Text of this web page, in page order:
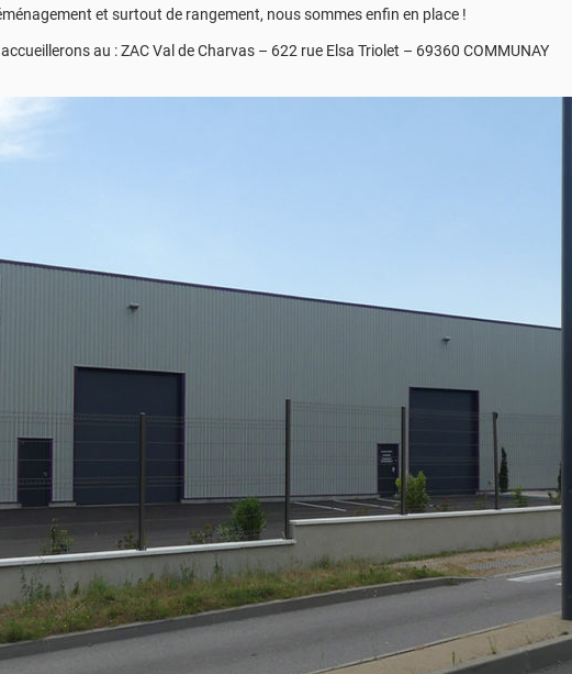
et surtout de rangement, nous sommes enfin en place !
au : ZAC Val de Charvas – 622 rue Elsa Triolet – 69360 COMMUNAY